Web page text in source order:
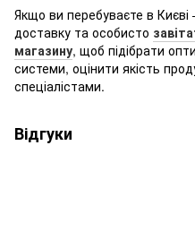
Якщо ви перебуваєте в
доставку та особисто
магазину, щоб підібрати
системи, оцінити якість
спеціалістами.
Відгуки